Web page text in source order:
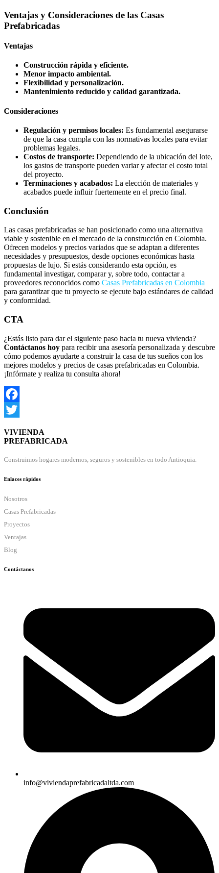
Ventajas y Consideraciones de las Casas
Prefabricadas
Ventajas
Construcción rápida y eficiente.
Menor impacto ambiental.
Flexibilidad y personalización.
Mantenimiento reducido y calidad garantizada.
Consideraciones
Regulación y permisos locales: Es fundamental asegurarse
de que la casa cumpla con las normativas locales para evitar
problemas legales.
Costos de transporte: Dependiendo de la ubicación del lote,
los gastos de transporte pueden variar y afectar el costo total
del proyecto.
Terminaciones y acabados: La elección de materiales y
acabados puede influir fuertemente en el precio final.
Conclusión
Las casas prefabricadas se han posicionado como una alternativa
viable y sostenible en el mercado de la construcción en Colombia.
Ofrecen modelos y precios variados que se adaptan a diferentes
necesidades y presupuestos, desde opciones económicas hasta
propuestas de lujo. Si estás considerando esta opción, es
fundamental investigar, comparar y, sobre todo, contactar a
proveedores reconocidos como Casas Prefabricadas en Colombia
para garantizar que tu proyecto se ejecute bajo estándares de calidad
y conformidad.
CTA
¿Estás listo para dar el siguiente paso hacia tu nueva vivienda?
Contáctanos hoy para recibir una asesoría personalizada y descubre
cómo podemos ayudarte a construir la casa de tus sueños con los
mejores modelos y precios de casas prefabricadas en Colombia.
¡Infórmate y realiza tu consulta ahora!
Facebook
VIVIENDA
PREFABRICADA
Construimos hogares modernos, seguros y sostenibles en todo Antioquia.
Enlaces rápidos
Nosotros
Casas Prefabricadas
Proyectos
Ventajas
Blog
Contáctanos
info@viviendaprefabricadaltda.com